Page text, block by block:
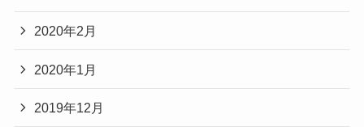
2020年2月
2020年1月
2019年12月